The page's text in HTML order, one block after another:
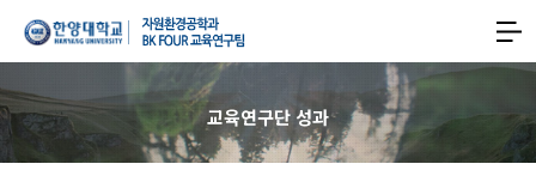
한양대학교한양대학교
공과대학
자원환경공학과
사이트맵
교육연구단 성과